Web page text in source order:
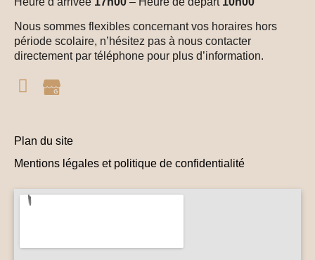
Nous sommes flexibles concernant vos horaires hors
période scolaire, n’hésitez pas à nous contacter
directement par téléphone pour plus d’information.
Plan du site
Mentions légales et politique de confidentialité